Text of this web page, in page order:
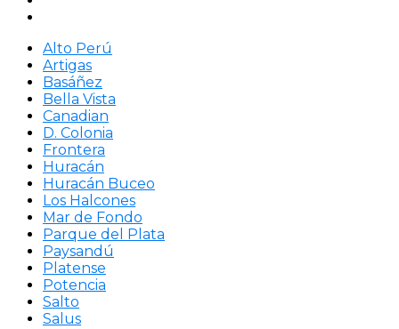
Alto Perú
Artigas
Basáñez
Bella Vista
Canadian
D. Colonia
Frontera
Huracán
Huracán Buceo
Los Halcones
Mar de Fondo
Parque del Plata
Paysandú
Platense
Potencia
Salto
Salus